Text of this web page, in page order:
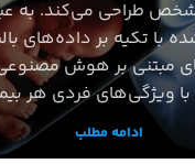
تکیه بر داده‌های
مبتنی بر هوش
ویژگی‌های فردی هر
ادامه مطلب
پاتولوژی
پاتولوژی مولکولی:
مصنوعی و آینده